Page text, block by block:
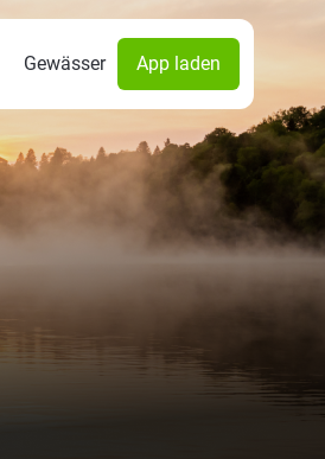
Gewässer App laden